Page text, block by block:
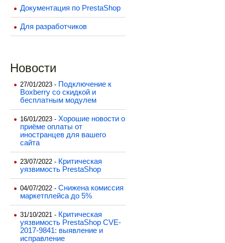
Документация по PrestaShop
Для разработчиков
Новости
27/01/2023 - Подключение к
Boxberry со скидкой и
бесплатным модулем
16/01/2023 - Хорошие новости о
приёме оплаты от
иностранцев для вашего
сайта
23/07/2022 - Критическая
уязвимость PrestaShop
04/07/2022 - Снижена комиссия
маркетплейса до 5%
31/10/2021 - Критическая
уязвимость PrestaShop CVE-
2017-9841: выявление и
исправление